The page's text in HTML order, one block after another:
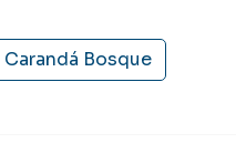
Carandá Bosque